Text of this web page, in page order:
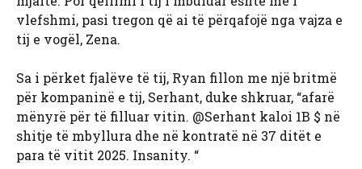
vlefshmi, pasi tregon që ai të përqafojë nga vajza e
tij e vogël, Zena.
Sa i përket fjalëve të tij, Ryan fillon me një britmë
për kompaninë e tij, Serhant, duke shkruar, “afarë
mënyrë për të filluar vitin. @Serhant kaloi 1B $ në
shitje të mbyllura dhe në kontratë në 37 ditët e
para të vitit 2025. Insanity. “